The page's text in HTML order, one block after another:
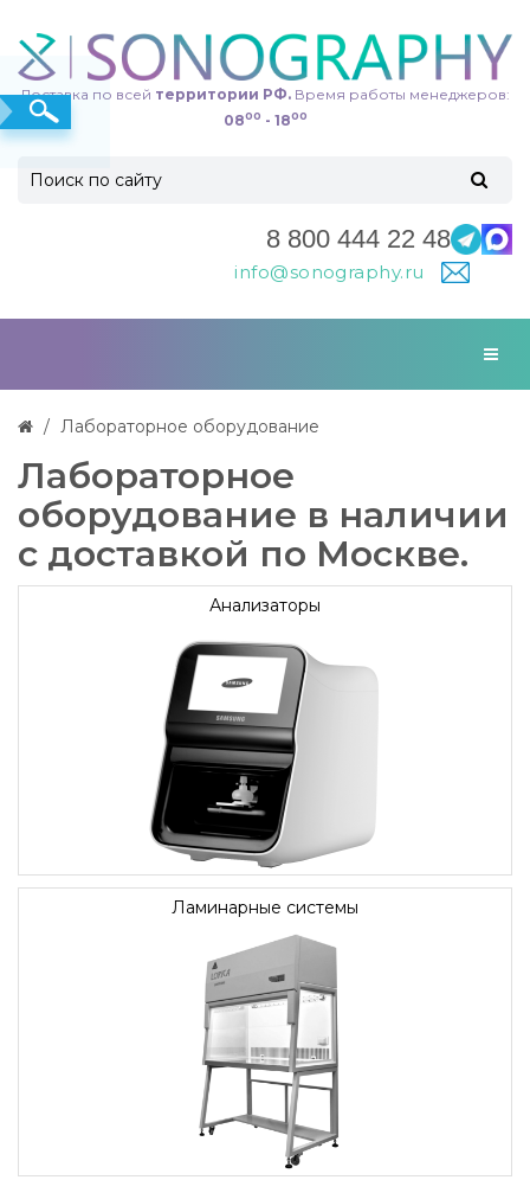
Доставка по всей территории РФ. Время работы менеджеров:
0800 - 1800
8 800 444 22 48
info@sonography.ru
Лабораторное оборудование
Лабораторное
оборудование в наличии
с доставкой по Москве.
Анализаторы
Ламинарные системы